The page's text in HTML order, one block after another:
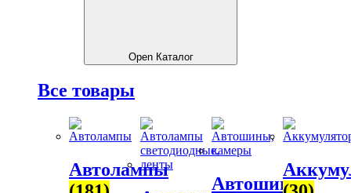
Open Каталог
Все товары
Автолампы
Автошины,